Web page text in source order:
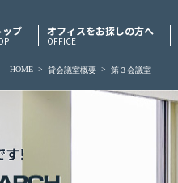
ップ オフィスをお探しの方へ
OFFICE
HOME > 貸会議室概要 > 第３会議室